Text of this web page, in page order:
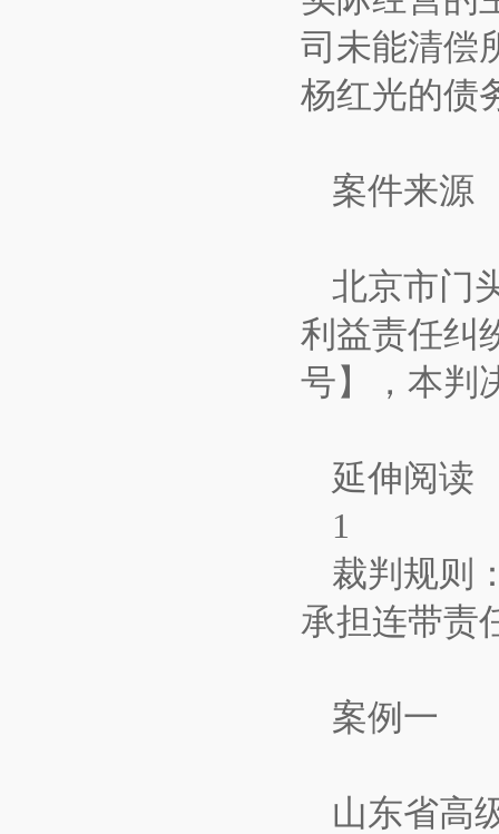
司未能清偿
杨红光的债
案件来源
北京市门
利益责任纠
号】，本判
延伸阅读
1
裁判规则
承担连带责
案例一
山东省高